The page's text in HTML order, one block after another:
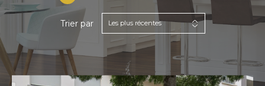
Trier par Les plus récentes